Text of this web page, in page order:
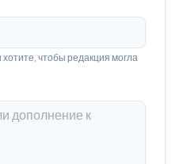
чтобы редакция могла